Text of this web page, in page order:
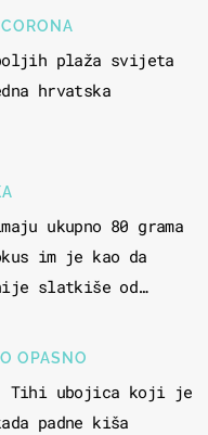
plaža svijeta
hrvatska
ukupno 80 grama
im je kao da
slatkiše od
OPASNO
Tihi ubojica koji je
padne kiša